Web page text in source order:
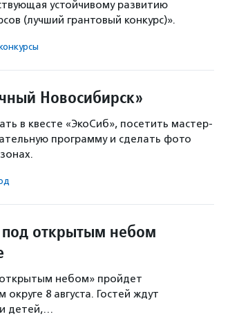
устойчивому развитию
(лучший грантовый конкурс)».
Новосибирск»
в квесте «ЭкоСиб», посетить мастер-
программу и сделать фото
открытым небом
небом» пройдет
8 августа. Гостей ждут
детей,…